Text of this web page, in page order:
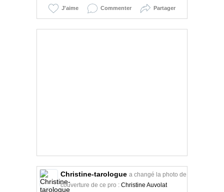
J'aime Commenter Partager
Christine-tarologue a changé la photo de
couverture de ce pro : Christine Auvolat